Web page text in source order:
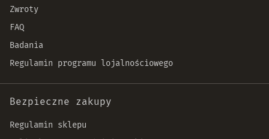
Zwroty
FAQ
Badania
Regulamin programu lojalnościowego
Bezpieczne zakupy
Regulamin sklepu